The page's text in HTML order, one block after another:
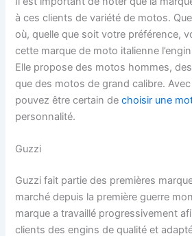
à ces clients de variété de motos.
où, quelle que soit votre préférence,
cette marque de moto italienne
Elle propose des motos hommes,
que des motos de grand calibre.
pouvez être certain dechoisir une
personnalité.
Guzzi
Guzzi fait partie des premières
marché depuis la première guerre
marque a travaillé progressivement
clients des engins de qualité et